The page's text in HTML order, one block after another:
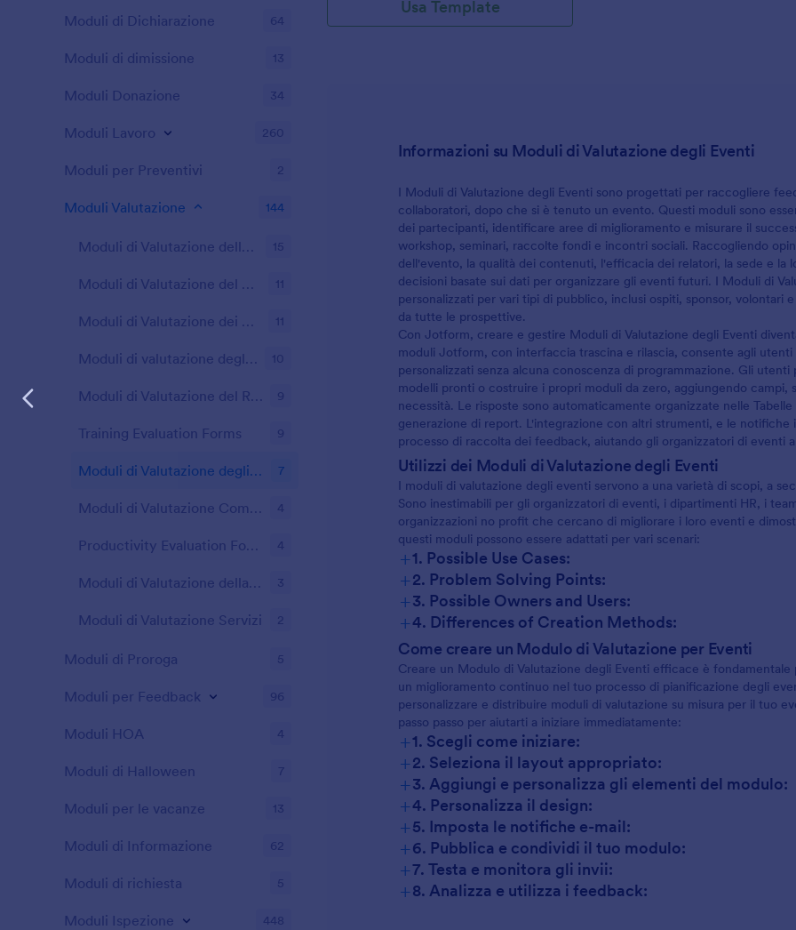
Usa Template
Informazioni su Moduli di Valutazione degli Eventi
I Moduli di Valutazione degli Eventi sono progettati per raccogliere
collaboratori, dopo che si è tenuto un evento. Questi moduli sono
dei partecipanti, identificare aree di miglioramento e misurare il
workshop, seminari, raccolte fondi e incontri sociali. Raccogliendo
dell'evento, la qualità dei contenuti, l'efficacia dei relatori, la sede e la
decisioni basate sui dati per organizzare gli eventi futuri. I Moduli di
personalizzati per vari tipi di pubblico, inclusi ospiti, sponsor, volontari
da tutte le prospettive.
Con Jotform, creare e gestire Moduli di Valutazione degli Eventi
moduli Jotform, con interfaccia trascina e rilascia, consente agli
personalizzati senza alcuna conoscenza di programmazione. Gli
modelli pronti o costruire i propri moduli da zero, aggiungendo campi,
necessità. Le risposte sono automaticamente organizzate nelle
generazione di report. L'integrazione con altri strumenti, e le
processo di raccolta dei feedback, aiutando gli organizzatori di
Utilizzi dei Moduli di Valutazione degli Eventi
I moduli di valutazione degli eventi servono a una varietà di scopi, a
Sono inestimabili per gli organizzatori di eventi, i dipartimenti HR, i
organizzazioni no profit che cercano di migliorare i loro eventi e
questi moduli possono essere adattati per vari scenari:
+1. Possible Use Cases:
+2. Problem Solving Points:
+3. Possible Owners and Users:
+4. Differences of Creation Methods:
Come creare un Modulo di Valutazione per Eventi
Creare un Modulo di Valutazione degli Eventi efficace è
un miglioramento continuo nel tuo processo di pianificazione degli
personalizzare e distribuire moduli di valutazione su misura per il tuo
passo passo per aiutarti a iniziare immediatamente:
+1. Scegli come iniziare:
+2. Seleziona il layout appropriato:
+3. Aggiungi e personalizza gli elementi del modulo:
+4. Personalizza il design:
+5. Imposta le notifiche e-mail:
+6. Pubblica e condividi il tuo modulo:
+7. Testa e monitora gli invii:
+8. Analizza e utilizza i feedback:
Moduli di Dichiarazione 64
Moduli di dimissione 13
Moduli Donazione 34
Moduli Lavoro 260
Moduli per Preventivi 2
Moduli Valutazione 144
Moduli di Valutazione della Soddisfazione del Cliente 15
Moduli di Valutazione del Cliente 11
Moduli di Valutazione dei Corsi 11
Moduli di valutazione degli insegnanti 10
Moduli di Valutazione del Ristorante 9
Training Evaluation Forms 9
Moduli di Valutazione degli Eventi 7
Moduli di Valutazione Compagni 4
Productivity Evaluation Forms 4
Moduli di Valutazione della Scuola 3
Moduli di Valutazione Servizi 2
Moduli di Proroga 5
Moduli per Feedback 96
Moduli HOA 4
Moduli di Halloween 7
Moduli per le vacanze 13
Moduli di Informazione 62
Moduli di richiesta 5
Moduli Ispezione 448